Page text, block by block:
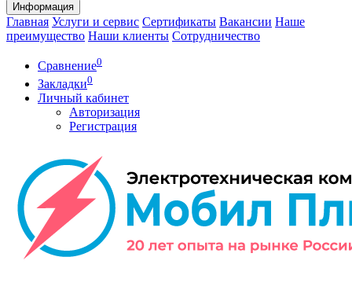
Информация
Главная Услуги и сервис Сертификаты Вакансии Наше
преимущество Наши клиенты Сотрудничество
Сравнение0
Закладки0
Личный кабинет
Авторизация
Регистрация